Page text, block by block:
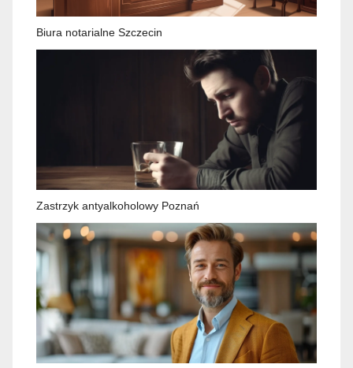
Biura notarialne Szczecin
Zastrzyk antyalkoholowy Poznań